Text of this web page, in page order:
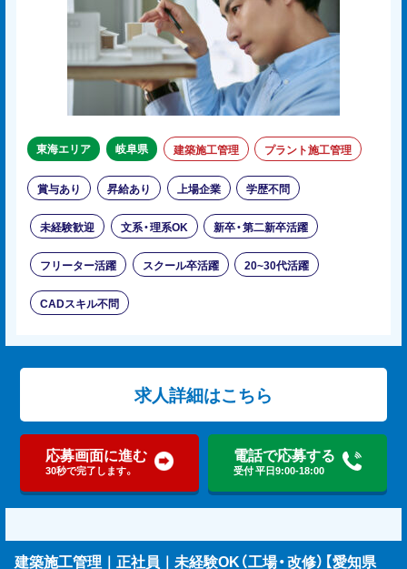
東海エリア 岐阜県 建築施工管理 プラント施工管理
賞与あり 昇給あり 上場企業 学歴不問
未経験歓迎 文系・理系OK 新卒・第二新卒活躍
フリーター活躍 スクール卒活躍 20~30代活躍
CADスキル不問
求人詳細はこちら
応募画面に進む
30秒で完了します。
電話で応募する
受付 平日9:00-18:00
建築施工管理｜正社員｜未経験OK（工場・改修）【愛知県